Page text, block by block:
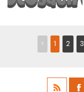
< 1 2 3